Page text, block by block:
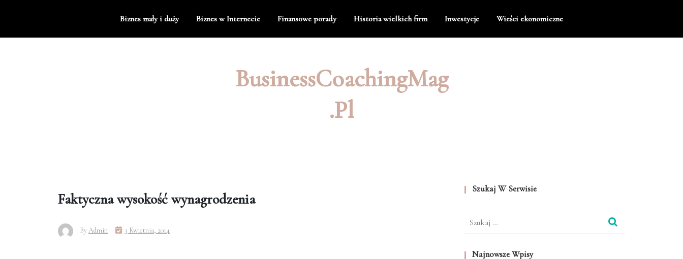
Biznes mały i duży Biznes w Internecie Finansowe porady Historia wielkich firm Inwestycje Wieści ekonomiczne
BusinessCoachingMag
.pl
Faktyczna wysokość wynagrodzenia
ByAdmin 3 Kwietnia, 2014
Szukaj W Serwisie
Szukaj:
Najnowsze Wpisy